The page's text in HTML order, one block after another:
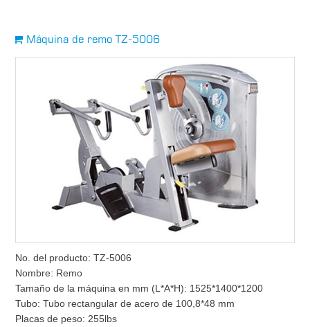
Máquina de remo TZ-5006
No. del producto: TZ-5006
Nombre: Remo
Tamaño de la máquina en mm (L*A*H): 1525*1400*1200
Tubo: Tubo rectangular de acero de 100,8*48 mm
Placas de peso: 255lbs